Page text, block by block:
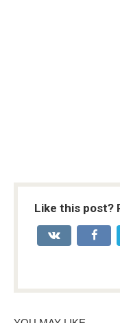
Like this post?